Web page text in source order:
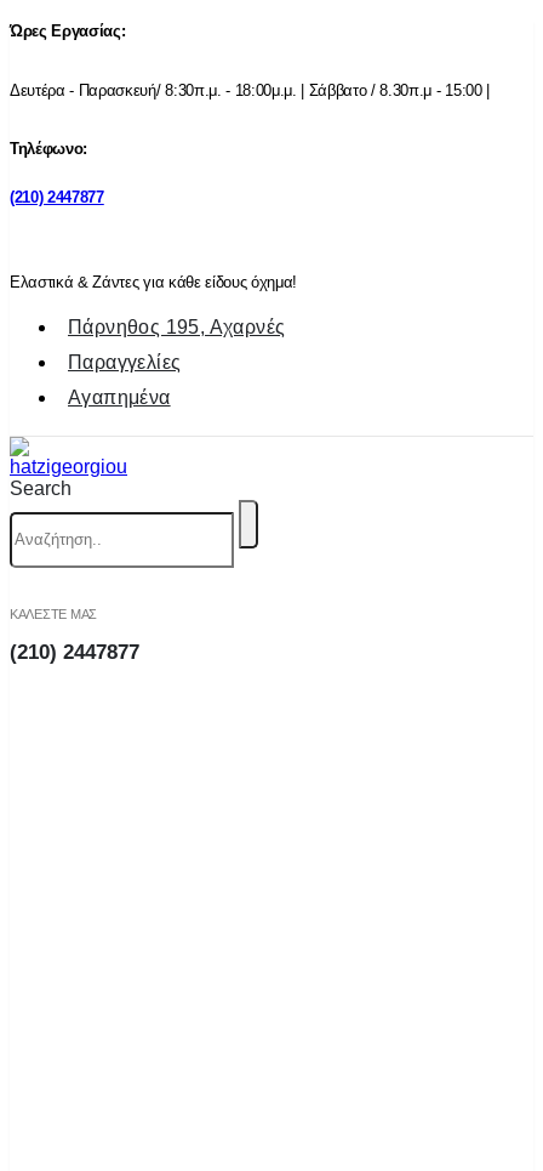
Ώρες Εργασίας:
Δευτέρα - Παρασκευή/ 8:30π.μ. - 18:00μ.μ. | Σάββατο / 8.30π.μ - 15:00 |
Τηλέφωνο:
(210) 2447877
Ελαστικά & Ζάντες για κάθε είδους όχημα!
Πάρνηθος 195, Αχαρνές
Παραγγελίες
Αγαπημένα
Search
ΚΑΛΕΣΤΕ ΜΑΣ
(210) 2447877